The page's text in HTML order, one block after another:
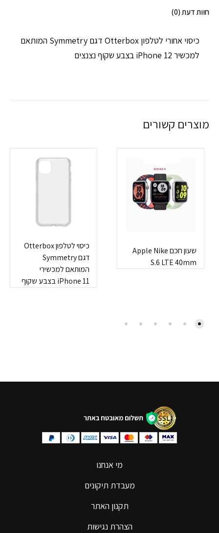
חוות דעת (0)
כיסוי אחורי לטלפון Otterbox דגם Symmetry המותאם
למכשיר iPhone 12 בצבע שקוף נצנצים
מוצרים קשורים
שעון חכם Apple Nike
S.6 LTE 40mm
כיסוי לטלפון Otterbox
דגם Symmetry
המותאם למכשירי
iPhone 11 בצבע שקוף
מי אנחנו
מעבדת תיקונים
תקנון האתר
הצהרת נגישות